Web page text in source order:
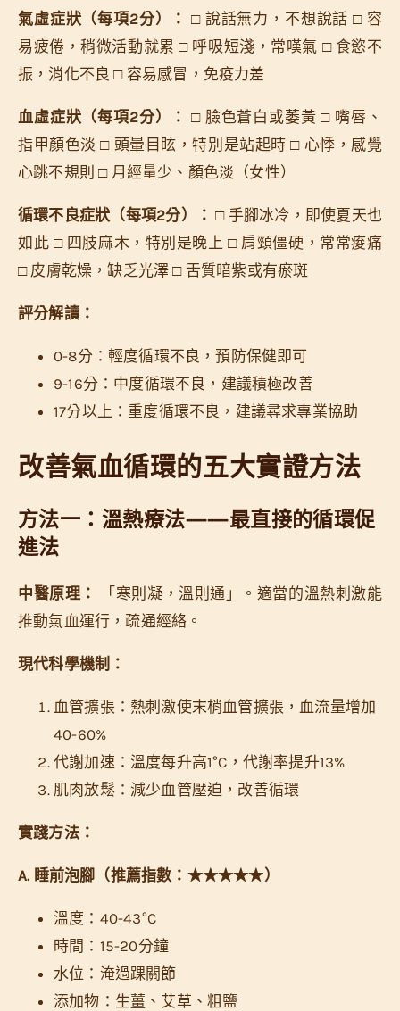
氣虛症狀（每項2分）： □ 說話無力，不想說話 □ 容
易疲倦，稍微活動就累 □ 呼吸短淺，常嘆氣 □ 食慾不
振，消化不良 □ 容易感冒，免疫力差
血虛症狀（每項2分）： □ 臉色蒼白或萎黃 □ 嘴唇、
指甲顏色淡 □ 頭暈目眩，特別是站起時 □ 心悸，感覺
心跳不規則 □ 月經量少、顏色淡（女性）
循環不良症狀（每項2分）： □ 手腳冰冷，即使夏天也
如此 □ 四肢麻木，特別是晚上 □ 肩頸僵硬，常常痠痛
□ 皮膚乾燥，缺乏光澤 □ 舌質暗紫或有瘀斑
評分解讀：
0-8分：輕度循環不良，預防保健即可
9-16分：中度循環不良，建議積極改善
17分以上：重度循環不良，建議尋求專業協助
改善氣血循環的五大實證方法
方法一：溫熱療法——最直接的循環促
進法
中醫原理：
「寒則凝，溫則通」。適當的溫熱刺激能
推動氣血運行，疏通經絡。
現代科學機制：
血管擴張：熱刺激使末梢血管擴張，血流量增加
40-60%
代謝加速：溫度每升高1°C，代謝率提升13%
肌肉放鬆：減少血管壓迫，改善循環
實踐方法：
A. 睡前泡腳（推薦指數：★★★★★）
溫度：40-43°C
時間：15-20分鐘
水位：淹過踝關節
添加物：生薑、艾草、粗鹽